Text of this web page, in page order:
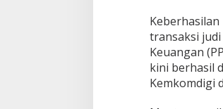
transaksi
Keuangan
kini berhasil
Kemkomdigi